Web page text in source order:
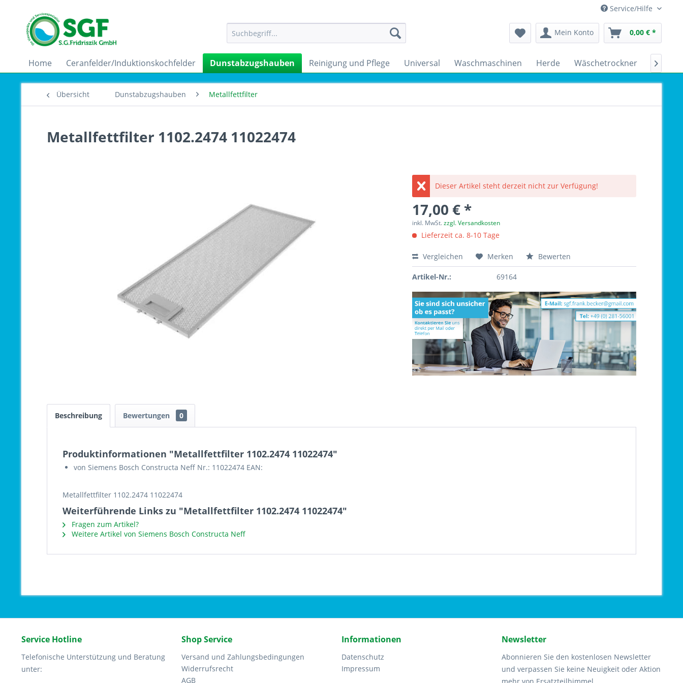
Service/Hilfe
Mein Konto 0,00 € *
Home Ceranfelder/Induktionskochfelder Dunstabzugshauben Reinigung und Pflege Universal Waschmaschinen Herde Wäschetrockner 
Übersicht Dunstabzugshauben Metallfettfilter
Metallfettfilter 1102.2474 11022474
Dieser Artikel steht derzeit nicht zur Verfügung!
17,00 € *
inkl. MwSt.zzgl. Versandkosten
Lieferzeit ca. 8-10 Tage
Vergleichen Merken Bewerten
Artikel-Nr.: 69164
Beschreibung Bewertungen 0
Produktinformationen "Metallfettfilter 1102.2474 11022474"
von Siemens Bosch Constructa Neff Nr.: 11022474 EAN:
Metallfettfilter 1102.2474 11022474
Weiterführende Links zu "Metallfettfilter 1102.2474 11022474"
Fragen zum Artikel?
Weitere Artikel von Siemens Bosch Constructa Neff
Service Hotline
Telefonische Unterstützung und Beratung
unter:
Shop Service
Versand und Zahlungsbedingungen
Widerrufsrecht
AGB
Informationen
Datenschutz
Impressum
Newsletter
Abonnieren Sie den kostenlosen Newsletter
und verpassen Sie keine Neuigkeit oder Aktion